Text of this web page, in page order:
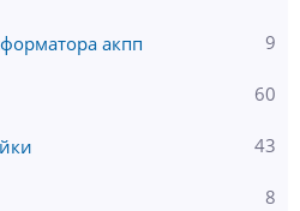
акпп 9
60
43
8